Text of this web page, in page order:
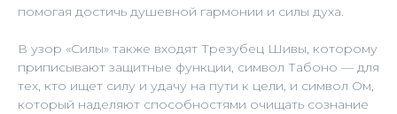
помогая достичь душевной гармонии и силы духа.
В узор «Силы» также входят Трезубец Шивы, которому
приписывают защитные функции, символ Табоно — для
тех, кто ищет силу и удачу на пути к цели, и символ Ом,
который наделяют способностями очищать сознание